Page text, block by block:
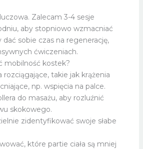
Zalecam 3-4 sesje
aby stopniowo wzmacniać
dać sobie czas na regenerację,
ćwiczeniach.
mobilność kostek?
takie jak krążenia
np. wspięcia na palce.
do masażu, aby rozluźnić
skokowego.
zidentyfikować swoje słabe
które partie ciała są mniej